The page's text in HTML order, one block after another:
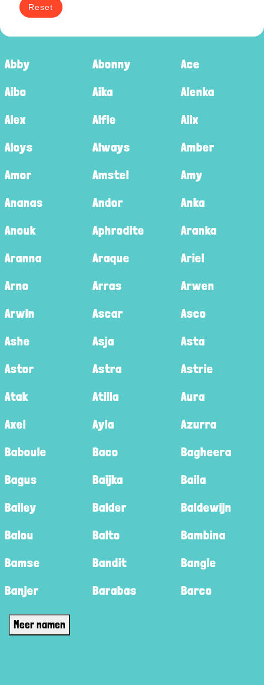
Reset
Abby Abonny
Ace
Aibo
Aika
Alenka
Alex
Alfie
Alix
Aloys
Always
Amber
Amor
Amstel
Amy
Ananas
Andor
Anka
Anouk
Aphrodite
Aranka
Aranna
Araque
Ariel
Arno
Arras
Arwen
Arwin
Ascar
Asco
Ashe
Asja
Asta
Astor
Astra
Astrie
Atak
Atilla
Aura
Axel
Ayla
Azurra
Baboule
Baco
Bagheera
Bagus
Baijka
Baila
Bailey
Balder
Baldewijn
Balou
Balto
Bambina
Bamse
Bandit
Bangle
Banjer
Barabas Barco
Meer namen